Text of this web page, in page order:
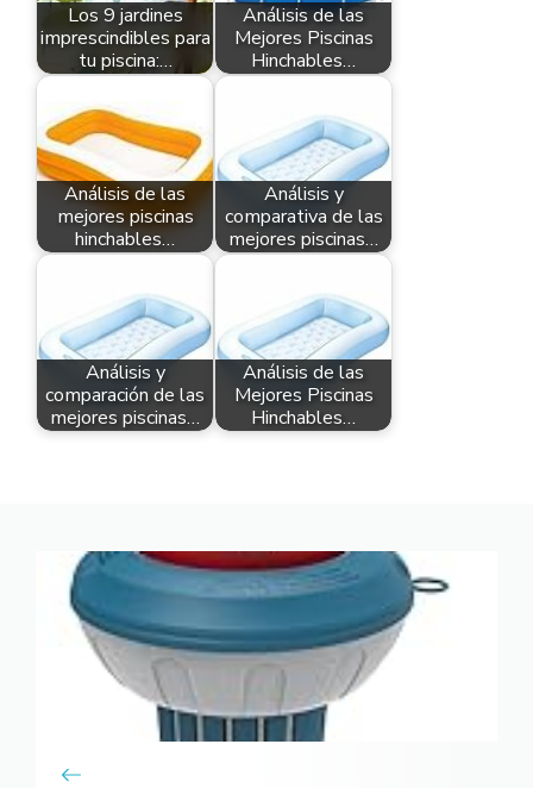
Los 9 jardines
imprescindibles para
tu piscina:…
Análisis de las
Mejores Piscinas
Hinchables…
Análisis de las
mejores piscinas
hinchables…
Análisis y
comparativa de las
mejores piscinas…
Análisis y
comparación de las
mejores piscinas…
Análisis de las
Mejores Piscinas
Hinchables…